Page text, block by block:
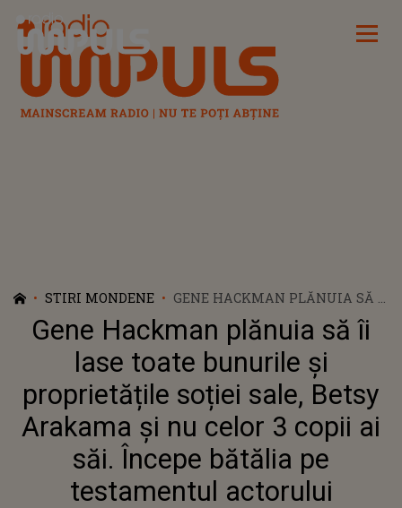
Radio Impuls
STIRI MONDENE
GENE HACKMAN PLĂNUIA SĂ ÎI
LASE TOATE BUNURILE ȘI
PROPRIETĂȚILE SOȚIEI SALE,
BETSY ARAKAMA ȘI NU CELOR
3 COPII AI SĂI. ÎNCEPE BĂTĂLIA
PE TESTAMENTUL ACTORULUI
Gene Hackman plănuia să îi
lase toate bunurile și
proprietățile soției sale, Betsy
Arakama și nu celor 3 copii ai
săi. Începe bătălia pe
testamentul actorului